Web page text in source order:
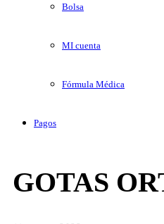
Bolsa
MI cuenta
Fórmula Médica
Pagos
GOTAS